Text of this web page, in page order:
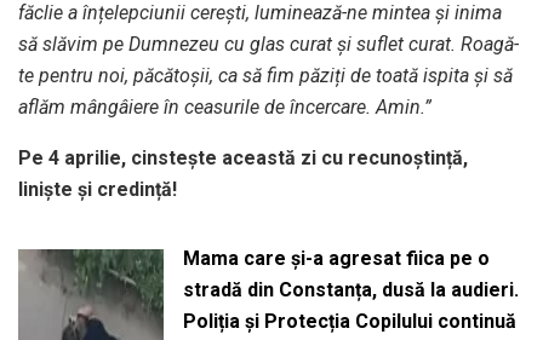
făclie a înțelepciunii cerești, luminează-ne mintea și inima
să slăvim pe Dumnezeu cu glas curat și suflet curat. Roagă-
te pentru noi, păcătoșii, ca să fim păziți de toată ispita și să
aflăm mângâiere în ceasurile de încercare. Amin.”
Pe 4 aprilie, cinstește această zi cu recunoștință,
liniște și credință!
Mama care și-a agresat fiica pe o
stradă din Constanța, dusă la audieri.
Poliția și Protecția Copilului continuă